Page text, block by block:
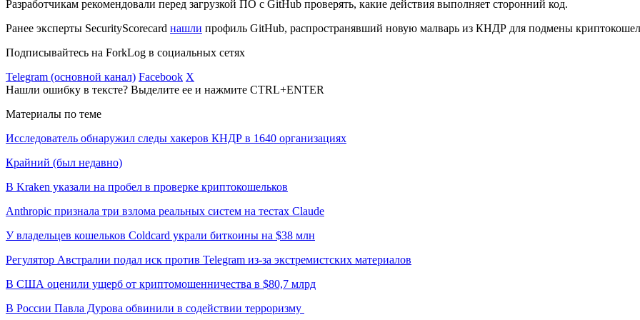
Разработчикам рекомендовали перед загрузкой ПО с GitHub проверять, какие действия выполняет сторонний код.
Ранее эксперты SecurityScorecard нашли профиль GitHub, распространявший новую малварь из КНДР для подмены
Подписывайтесь на ForkLog в социальных сетях
Telegram (основной канал) Facebook X
Нашли ошибку в тексте? Выделите ее и нажмите CTRL+ENTER
Материалы по теме
Исследователь обнаружил следы хакеров КНДР в 1640 организациях
Крайний (был недавно)
В Kraken указали на пробел в проверке криптокошельков
Anthropic признала три взлома реальных систем на тестах Claude
У владельцев кошельков Coldcard украли биткоины на $38 млн
Регулятор Австралии подал иск против Telegram из-за экстремистских материалов
В США оценили ущерб от криптомошенничества в $80,7 млрд
В России Павла Дурова обвинили в содействии терроризму